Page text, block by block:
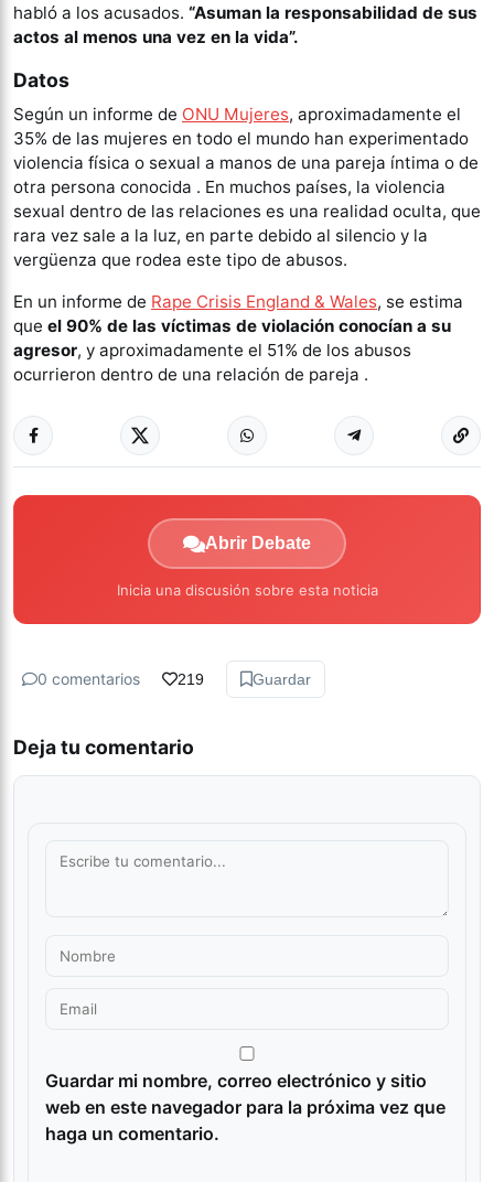
habló a los acusados. “Asuman la responsabilidad de sus
actos al menos una vez en la vida”.
Datos
Según un informe de ONU Mujeres, aproximadamente el
35% de las mujeres en todo el mundo han experimentado
violencia física o sexual a manos de una pareja íntima o de
otra persona conocida . En muchos países, la violencia
sexual dentro de las relaciones es una realidad oculta, que
rara vez sale a la luz, en parte debido al silencio y la
vergüenza que rodea este tipo de abusos.
En un informe de Rape Crisis England & Wales, se estima
que el 90% de las víctimas de violación conocían a su
agresor, y aproximadamente el 51% de los abusos
ocurrieron dentro de una relación de pareja .
Abrir Debate
Inicia una discusión sobre esta noticia
0 comentarios 219 Guardar
Deja tu comentario
Guardar mi nombre, correo electrónico y sitio
web en este navegador para la próxima vez que
haga un comentario.